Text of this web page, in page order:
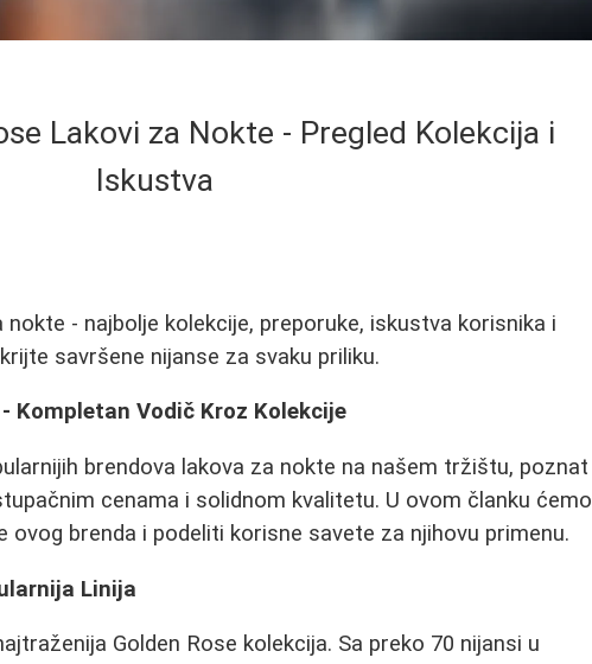
Lakovi za Nokte - Pregled Kolekcija i
Iskustva
nokte - najbolje kolekcije, preporuke, iskustva korisnika i
savršene nijanse za svaku priliku.
Kompletan Vodič Kroz Kolekcije
brendova lakova za nokte na našem tržištu, poznat
cenama i solidnom kvalitetu. U ovom članku ćemo
ovog brenda i podeliti korisne savete za njihovu primenu.
Linija
Golden Rose kolekcija. Sa preko 70 nijansi u